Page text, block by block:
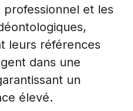
et les
leurs références
dans une
un
élevé.